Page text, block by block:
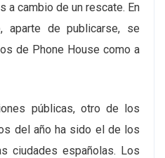
a cambio de un rescate. En
aparte de publicarse, se
de Phone House como a
públicas, otro de los
del año ha sido el de los
ciudades españolas. Los